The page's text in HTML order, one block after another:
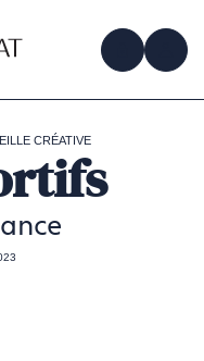
OBTENIR
CRÉATIVE